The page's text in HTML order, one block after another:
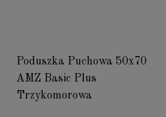
Poduszka Puchowa 50x70
AMZ Basic Plus
Trzykomorowa